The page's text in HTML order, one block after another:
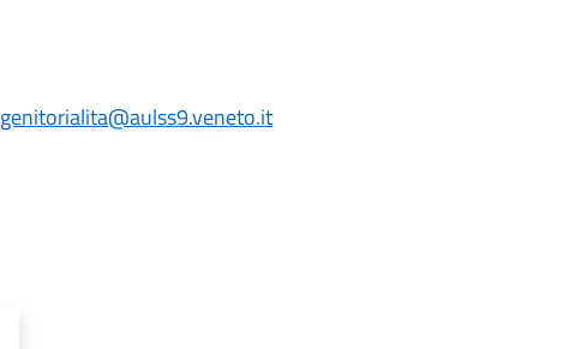
genitorialita@aulss9.veneto.it